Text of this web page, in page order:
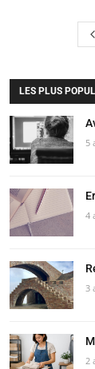
LES PLUS
5
4
3
2